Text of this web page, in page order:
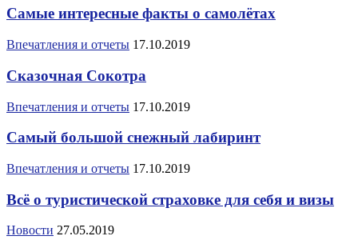
Самые интересные факты о самолётах
Впечатления и отчеты 17.10.2019
Сказочная Сокотра
Впечатления и отчеты 17.10.2019
Самый большой снежный лабиринт
Впечатления и отчеты 17.10.2019
Всё о туристической страховке для себя и визы
Новости 27.05.2019